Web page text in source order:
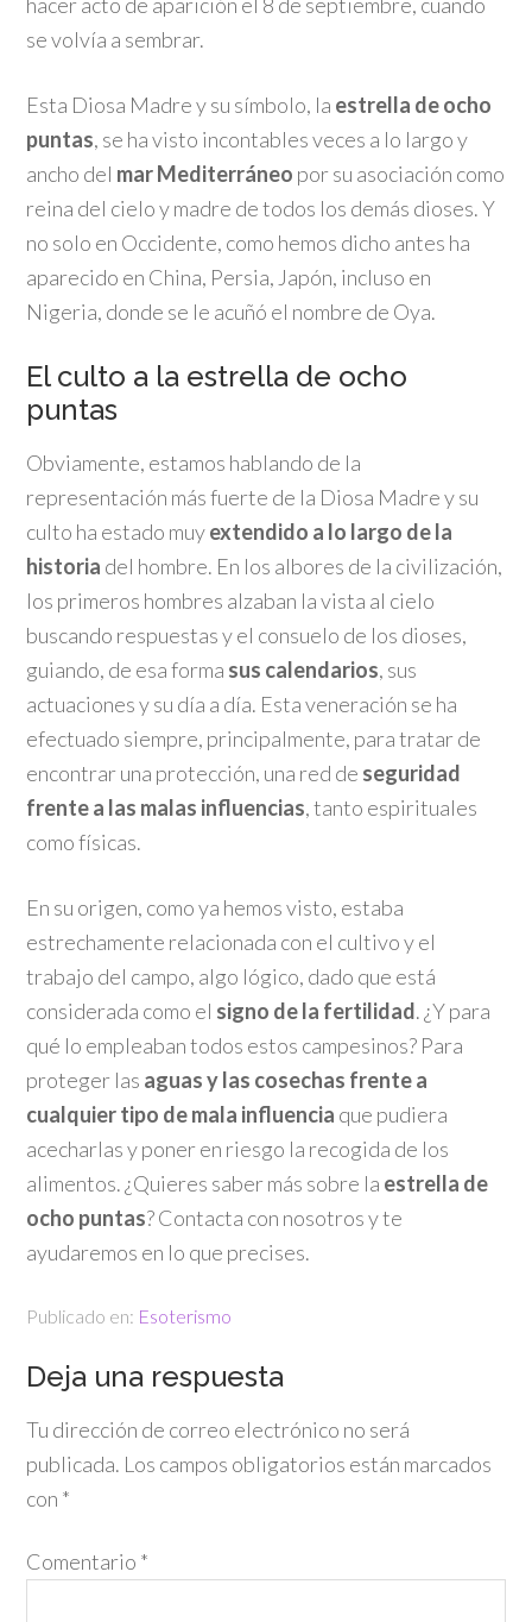
se volvía a sembrar.
Esta Diosa Madre y su símbolo, la estrella de ocho
puntas, se ha visto incontables veces a lo largo y
ancho del mar Mediterráneo por su asociación como
reina del cielo y madre de todos los demás dioses. Y
no solo en Occidente, como hemos dicho antes ha
aparecido en China, Persia, Japón, incluso en
Nigeria, donde se le acuñó el nombre de Oya.
El culto a la estrella de ocho
puntas
Obviamente, estamos hablando de la
representación más fuerte de la Diosa Madre y su
culto ha estado muyextendido a lo largo de la
historia del hombre. En los albores de la civilización,
los primeros hombres alzaban la vista al cielo
buscando respuestas y el consuelo de los dioses,
guiando, de esa forma sus calendarios, sus
actuaciones y su día a día. Esta veneración se ha
efectuado siempre, principalmente, para tratar de
encontrar una protección, una red de seguridad
frente a las malas influencias, tanto espirituales
como físicas.
En su origen, como ya hemos visto, estaba
estrechamente relacionada con el cultivo y el
trabajo del campo, algo lógico, dado que está
considerada como el signo de la fertilidad. ¿Y para
qué lo empleaban todos estos campesinos? Para
proteger las aguas y las cosechas frente a
cualquier tipo de mala influencia que pudiera
acecharlas y poner en riesgo la recogida de los
alimentos. ¿Quieres saber más sobre la estrella de
ocho puntas? Contacta con nosotros y te
ayudaremos en lo que precises.
Publicado en: Esoterismo
Deja una respuesta
Tu dirección de correo electrónico no será
publicada. Los campos obligatorios están marcados
con *
Comentario *